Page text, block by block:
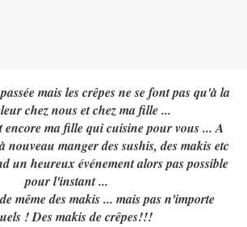
mais les crêpes ne se font pas qu'à la
chez nous et chez ma fille ...
ma fille qui cuisine pour vous ... A
nouveau manger des sushis, des makis etc
un heureux événement alors pas possible
pour l'instant ...
même des makis ... mais pas n'importe
! Des makis de crêpes!!!